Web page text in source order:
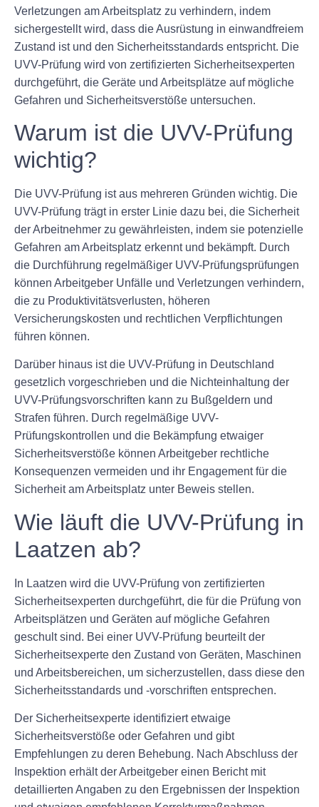
Verletzungen am Arbeitsplatz zu verhindern, indem
sichergestellt wird, dass die Ausrüstung in einwandfreiem
Zustand ist und den Sicherheitsstandards entspricht. Die
UVV-Prüfung wird von zertifizierten Sicherheitsexperten
durchgeführt, die Geräte und Arbeitsplätze auf mögliche
Gefahren und Sicherheitsverstöße untersuchen.
Warum ist die UVV-Prüfung
wichtig?
Die UVV-Prüfung ist aus mehreren Gründen wichtig. Die
UVV-Prüfung trägt in erster Linie dazu bei, die Sicherheit
der Arbeitnehmer zu gewährleisten, indem sie potenzielle
Gefahren am Arbeitsplatz erkennt und bekämpft. Durch
die Durchführung regelmäßiger UVV-Prüfungsprüfungen
können Arbeitgeber Unfälle und Verletzungen verhindern,
die zu Produktivitätsverlusten, höheren
Versicherungskosten und rechtlichen Verpflichtungen
führen können.
Darüber hinaus ist die UVV-Prüfung in Deutschland
gesetzlich vorgeschrieben und die Nichteinhaltung der
UVV-Prüfungsvorschriften kann zu Bußgeldern und
Strafen führen. Durch regelmäßige UVV-
Prüfungskontrollen und die Bekämpfung etwaiger
Sicherheitsverstöße können Arbeitgeber rechtliche
Konsequenzen vermeiden und ihr Engagement für die
Sicherheit am Arbeitsplatz unter Beweis stellen.
Wie läuft die UVV-Prüfung in
Laatzen ab?
In Laatzen wird die UVV-Prüfung von zertifizierten
Sicherheitsexperten durchgeführt, die für die Prüfung von
Arbeitsplätzen und Geräten auf mögliche Gefahren
geschult sind. Bei einer UVV-Prüfung beurteilt der
Sicherheitsexperte den Zustand von Geräten, Maschinen
und Arbeitsbereichen, um sicherzustellen, dass diese den
Sicherheitsstandards und -vorschriften entsprechen.
Der Sicherheitsexperte identifiziert etwaige
Sicherheitsverstöße oder Gefahren und gibt
Empfehlungen zu deren Behebung. Nach Abschluss der
Inspektion erhält der Arbeitgeber einen Bericht mit
detaillierten Angaben zu den Ergebnissen der Inspektion